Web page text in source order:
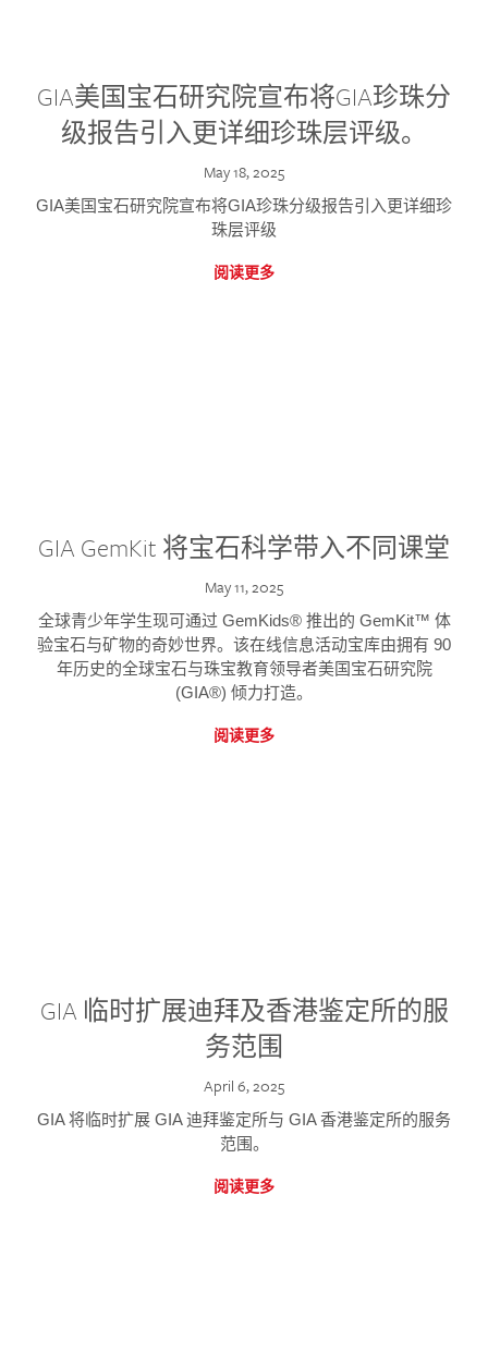
GIA美国宝石研究院宣布将GIA珍珠分
级报告引入更详细珍珠层评级。
May 18, 2025
GIA美国宝石研究院宣布将GIA珍珠分级报告引入更详细珍
珠层评级
阅读更多
GIA GemKit 将宝石科学带入不同课堂
May 11, 2025
全球青少年学生现可通过 GemKids® 推出的 GemKit™ 体
验宝石与矿物的奇妙世界。该在线信息活动宝库由拥有 90
年历史的全球宝石与珠宝教育领导者美国宝石研究院
(GIA®) 倾力打造。
阅读更多
GIA 临时扩展迪拜及香港鉴定所的服
务范围
April 6, 2025
GIA 将临时扩展 GIA 迪拜鉴定所与 GIA 香港鉴定所的服务
范围。
阅读更多